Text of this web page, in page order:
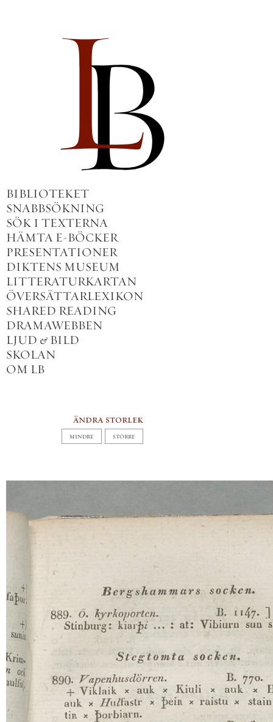
BIBLIOTEKET
SNABBSÖKNING
SÖK I TEXTERNA
HÄMTA E-BÖCKER
PRESENTATIONER
DIKTENS MUSEUM
LITTERATURKARTAN
ÖVERSÄTTARLEXIKON
SHARED READING
DRAMAWEBBEN
LJUD & BILD
SKOLAN
OM LB
ändra storlek
MINDRE STÖRRE